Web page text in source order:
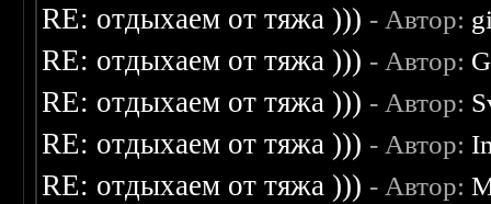
RE: отдыхаем от тяжа ))) - Автор:
RE: отдыхаем от тяжа ))) - Автор:
RE: отдыхаем от тяжа ))) - Автор:
RE: отдыхаем от тяжа ))) - Автор:
RE: отдыхаем от тяжа ))) - Автор: